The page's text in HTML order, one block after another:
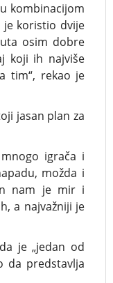
kombinacijom
je koristio dvije
osim dobre
koji ih najviše
tim“, rekao je
jasan plan za
igrača i
možda i
nam je mir i
a najvažniji je
je „jedan od
da predstavlja